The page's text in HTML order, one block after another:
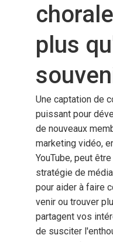
plus
Une captation de
puissant pour
de nouveaux
marketing vidéo,
YouTube, peut
stratégie de
pour aider à faire
venir ou trouver
partagent vos
de susciter